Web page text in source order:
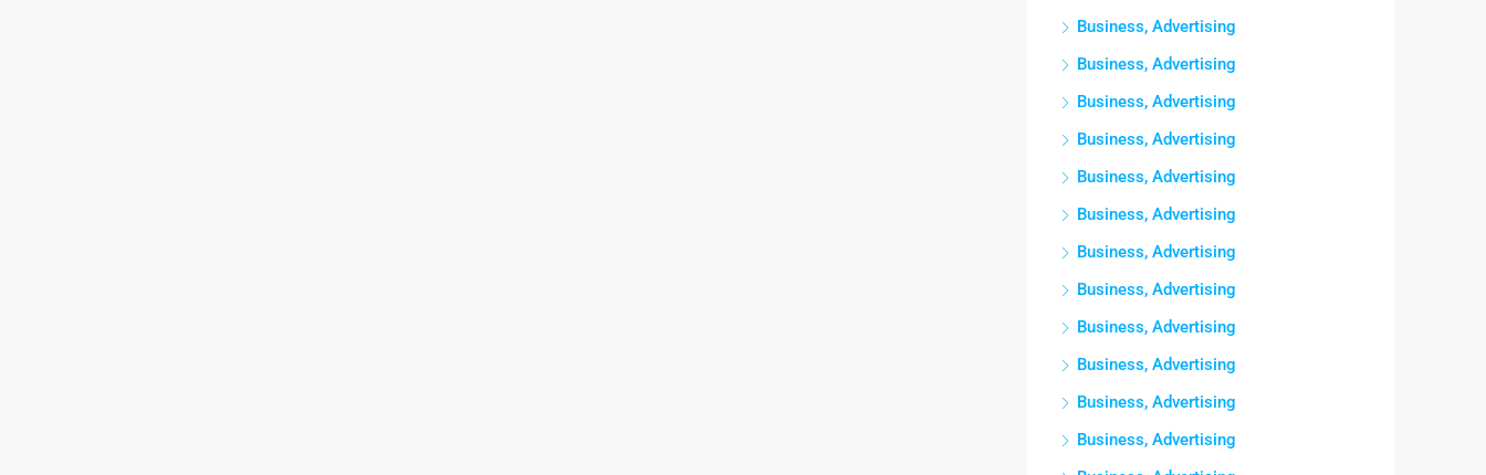
Business, Advertising
Business, Advertising
Business, Advertising
Business, Advertising
Business, Advertising
Business, Advertising
Business, Advertising
Business, Advertising
Business, Advertising
Business, Advertising
Business, Advertising
Business, Advertising